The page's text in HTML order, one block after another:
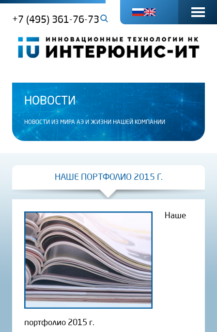
+7 (495) 361-76-73
НОВОСТИ
НОВОСТИ ИЗ МИРА АЭ И ЖИЗНИ НАШЕЙ КОМПАНИИ
НАШЕ ПОРТФОЛИО 2015 Г.
Наше
портфолио 2015 г.